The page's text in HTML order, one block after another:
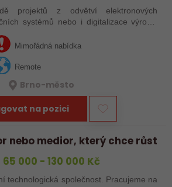
projektů z odvětví elektronových
systémů nebo i digitalizace výroby.
vyřešený, avšak do našeho frontend
o…
Mimořádná nabídka
Remote
Brno-město
na pozici
nebo medior, který chce růst
65 000 - 130 000 Kč
technologická společnost. Pracujeme na